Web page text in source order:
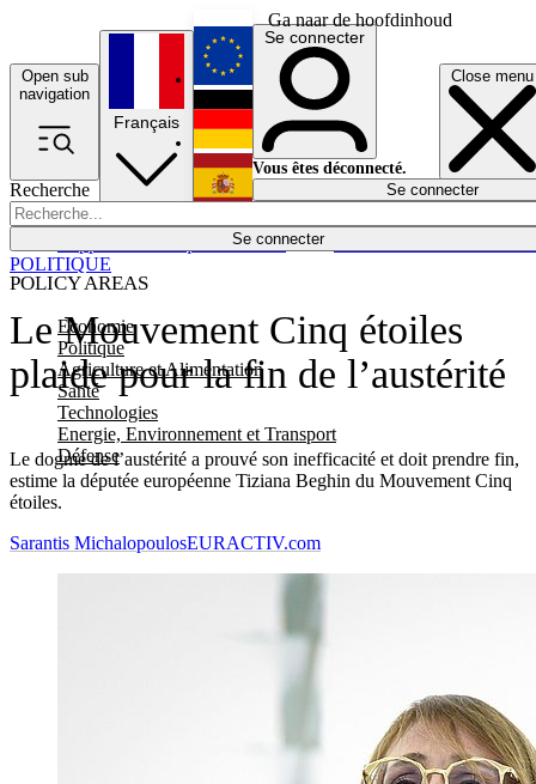
Ga naar de hoofdinhoud
Open sub
navigation
Close menu
Recherche
Se connecter
POLICY AREAS
Economie
Politique
Agriculture et Alimentation
Santé
Technologies
Energie, Environnement et Transport
Défense
Économie
Français
English
Deutsch
Español
Se connecter
Vous êtes déconnecté.
Se connecter
Le Mouvement Cinq étoiles
plaide pour la fin de l’austérité
Le dogme de l’austérité a prouvé son inefficacité et doit prendre fin,
estime la députée européenne Tiziana Beghin du Mouvement Cinq
étoiles.
POLITIQUE
Sarantis MichalopoulosEURACTIV.com